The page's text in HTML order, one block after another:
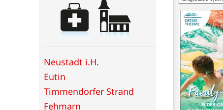
Neustadt i.H.
Eutin
Timmendorfer Strand
Fehmarn